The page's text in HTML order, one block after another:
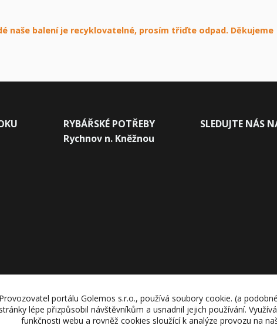
naše balení je recyklovatelné, prosím třiďte odpad. Děkujeme
RYBÁŘSKÉ POTŘEBY
Rychnov n. Kněžnou
SLEDUJTE NÁS
Provozovatel portálu Golemos s.r.o., používá soubory cookie. (a
stránky lépe přizpůsobil návštěvníkům a usnadnil jejich používání.
funkčnosti webu a rovněž cookies sloužící k analýze provozu na